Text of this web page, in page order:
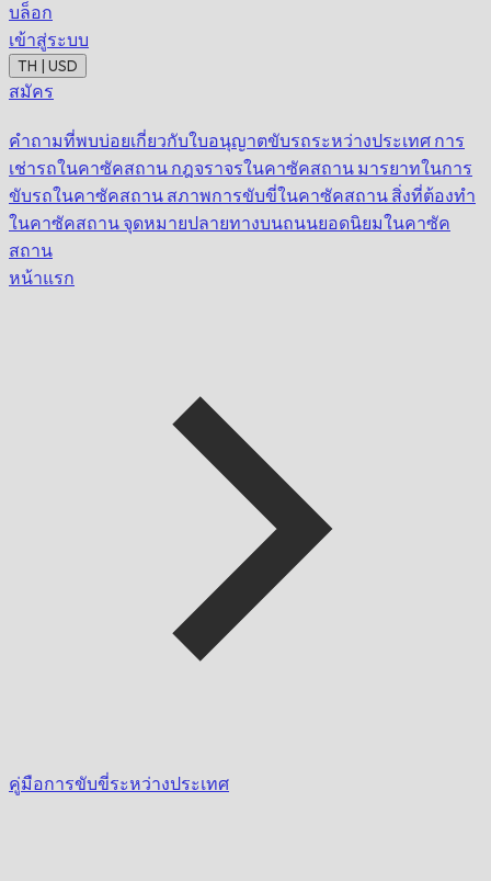
บล็อก
เข้าสู่ระบบ
TH | USD
สมัคร
คำถามที่พบบ่อยเกี่ยวกับใบอนุญาตขับรถระหว่างประเทศ การ
เช่ารถในคาซัคสถาน กฎจราจรในคาซัคสถาน มารยาทในการ
ขับรถในคาซัคสถาน สภาพการขับขี่ในคาซัคสถาน สิ่งที่ต้องทำ
ในคาซัคสถาน จุดหมายปลายทางบนถนนยอดนิยมในคาซัค
สถาน
หน้าแรก
คู่มือการขับขี่ระหว่างประเทศ